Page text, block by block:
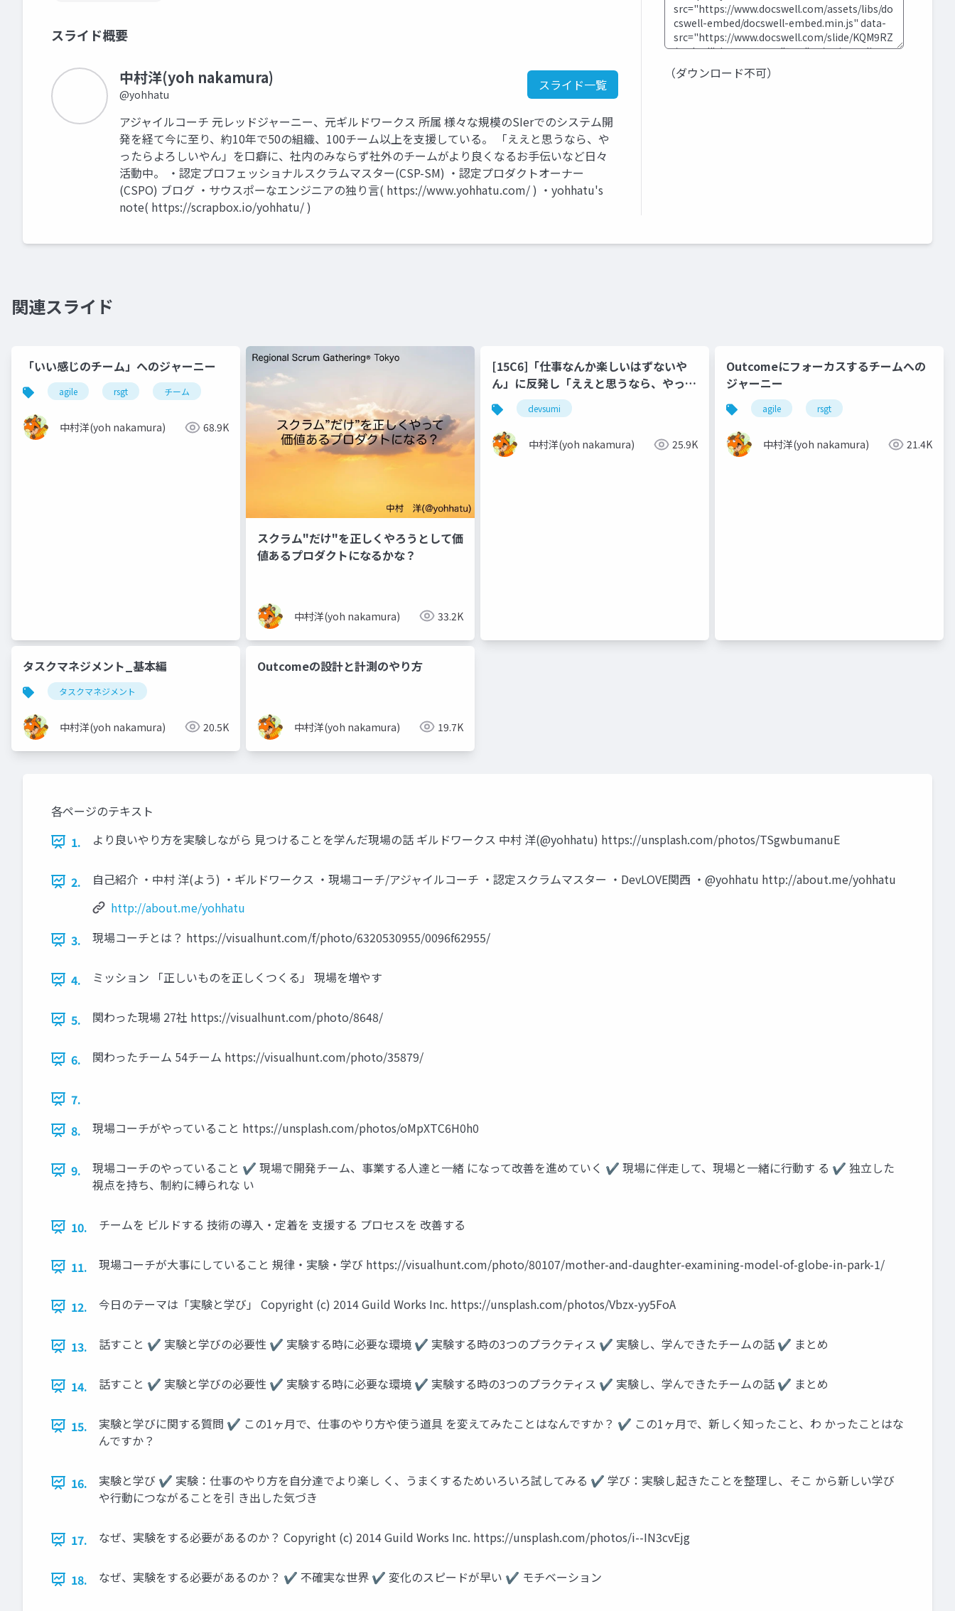
スライド概要
中村洋(yoh nakamura)
@yohhatu
スライド一覧
アジャイルコーチ 元レッドジャーニー、元ギルドワークス 所属 様々な規模のSIerでのシステム開
発を経て今に至り、約10年で50の組織、100チーム以上を支援している。 「ええと思うなら、や
ったらよろしいやん」を口癖に、社内のみならず社外のチームがより良くなるお手伝いなど日々
活動中。 ・認定プロフェッショナルスクラムマスター(CSP-SM) ・認定プロダクトオーナー
(CSPO) ブログ ・サウスポーなエンジニアの独り言( https://www.yohhatu.com/ ) ・yohhatu's
note( https://scrapbox.io/yohhatu/ )
（ダウンロード不可）
関連スライド
「いい感じのチーム」へのジャーニー
agile rsgt チーム
中村洋(yoh nakamura) 68.9K
スクラム"だけ"を正しくやろうとして価
値あるプロダクトになるかな？
中村洋(yoh nakamura) 33.2K
[15C6]「仕事なんか楽しいはずないや
ん」に反発し「ええと思うなら、やった
らよろしいやん」を胸に歩んできた話
_2
devsumi
中村洋(yoh nakamura) 25.9K
Outcomeにフォーカスするチームへの
ジャーニー
agile rsgt
中村洋(yoh nakamura) 21.4K
タスクマネジメント_基本編
タスクマネジメント
中村洋(yoh nakamura) 20.5K
Outcomeの設計と計測のやり方
中村洋(yoh nakamura) 19.7K
各ページのテキスト
1.
より良いやり方を実験しながら 見つけることを学んだ現場の話 ギルドワークス 中村 洋(@yohhatu) https://unsplash.com/photos/TSgwbumanuE
2.
自己紹介 ・中村 洋(よう) ・ギルドワークス ・現場コーチ/アジャイルコーチ ・認定スクラムマスター ・DevLOVE関西 ・@yohhatu http://about.me/yohhatu
http://about.me/yohhatu
3.
現場コーチとは？ https://visualhunt.com/f/photo/6320530955/0096f62955/
4. ミッション 「正しいものを正しくつくる」 現場を増やす
5. 関わった現場 27社 https://visualhunt.com/photo/8648/
6. 関わったチーム 54チーム https://visualhunt.com/photo/35879/
7.
8.
現場コーチがやっていること https://unsplash.com/photos/oMpXTC6H0h0
9.
現場コーチのやっていること ✔ 現場で開発チーム、事業する人達と一緒 になって改善を進めていく ✔ 現場に伴走して、現場と一緒に行動す る ✔ 独立した
視点を持ち、制約に縛られな い
10. チームを ビルドする 技術の導入・定着を 支援する プロセスを 改善する
11. 現場コーチが大事にしていること 規律・実験・学び https://visualhunt.com/photo/80107/mother-and-daughter-examining-model-of-globe-in-park-1/
12. 今日のテーマは「実験と学び」 Copyright (c) 2014 Guild Works Inc. https://unsplash.com/photos/Vbzx-yy5FoA
13. 話すこと ✔ 実験と学びの必要性 ✔ 実験する時に必要な環境 ✔ 実験する時の3つのプラクティス ✔ 実験し、学んできたチームの話 ✔ まとめ
14. 話すこと ✔ 実験と学びの必要性 ✔ 実験する時に必要な環境 ✔ 実験する時の3つのプラクティス ✔ 実験し、学んできたチームの話 ✔ まとめ
15.
実験と学びに関する質問 ✔ この1ヶ月で、仕事のやり方や使う道具 を変えてみたことはなんですか？ ✔ この1ヶ月で、新しく知ったこと、わ かったことはな
んですか？
16.
実験と学び ✔ 実験：仕事のやり方を自分達でより楽し く、うまくするためいろいろ試してみる ✔ 学び：実験し起きたことを整理し、そこ から新しい学び
や行動につながることを引 き出した気づき
17. なぜ、実験をする必要があるのか？ Copyright (c) 2014 Guild Works Inc. https://unsplash.com/photos/i--IN3cvEjg
18. なぜ、実験をする必要があるのか？ ✔ 不確実な世界 ✔ 変化のスピードが早い ✔ モチベーション